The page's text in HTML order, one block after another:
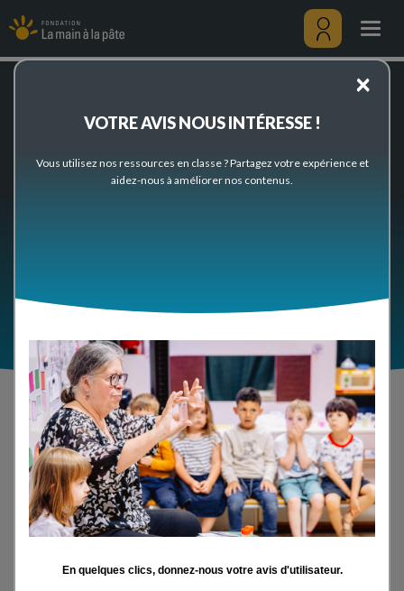
international
action
to
main
content
Menu
Présentation de l'action
international
×
VOTRE AVIS NOUS INTÉRESSE !
Vous utilisez nos ressources en classe ? Partagez votre expérience et
aidez-nous à améliorer nos contenus.
En quelques clics, donnez-nous votre avis d'utilisateur.